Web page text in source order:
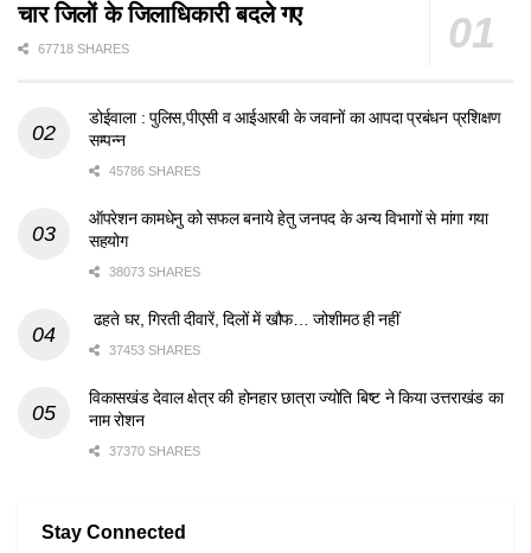
चार जिलों के जिलाधिकारी बदले गए
67718 SHARES
डोईवाला : पुलिस,पीएसी व आईआरबी के जवानों का आपदा प्रबंधन प्रशिक्षण
सम्पन्न
45786 SHARES
ऑपरेशन कामधेनु को सफल बनाये हेतु जनपद के अन्य विभागों से मांगा गया
सहयोग
38073 SHARES
ढहते घर, गिरती दीवारें, दिलों में खौफ… जोशीमठ ही नहीं
37453 SHARES
विकासखंड देवाल क्षेत्र की होनहार छात्रा ज्योति बिष्ट ने किया उत्तराखंड का
नाम रोशन
37370 SHARES
Stay Connected